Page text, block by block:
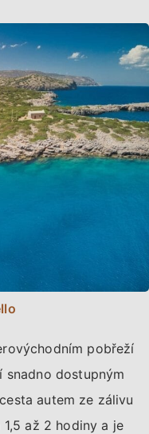
pobřeží
snadno dostupným
autem ze zálivu
až 2 hodiny a je